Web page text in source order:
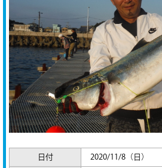
日付 2020/11/8（日）